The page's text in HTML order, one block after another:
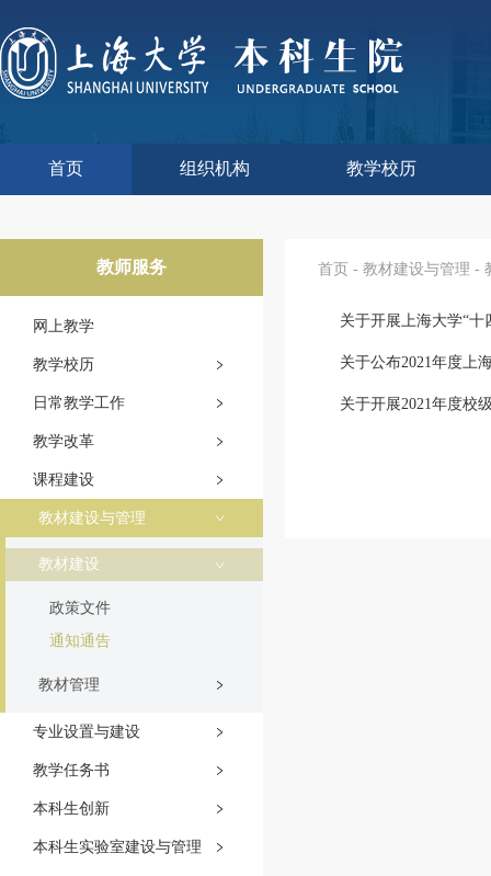
首页 组织机构 教学校历
教师服务
网上教学
教学校历
日常教学工作
教学改革
课程建设
教材建设与管理
教材建设
政策文件
通知通告
教材管理
专业设置与建设
教学任务书
本科生创新
本科生实验室建设与管理
首页 - 教材建设与管理 -
关于开展上海大学“
关于公布2021年度上
关于开展2021年度校